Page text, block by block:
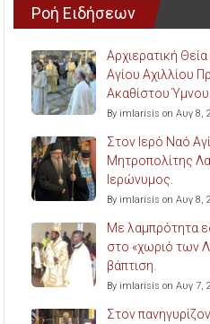
Ροή Ειδήσεων
Αρχιερατική
Αγίου Αχιλλίου
Ακαθίστου Ύμνου.
By imlarisis on Αυγ 8,
Στον Ιερό Ναό
Μητροπολίτης
Ιερώνυμος.
By imlarisis on Αυγ 8,
Με λαμπρότητα
στο «χωριό των
βάπτιση.
By imlarisis on Αυγ 7,
Στον